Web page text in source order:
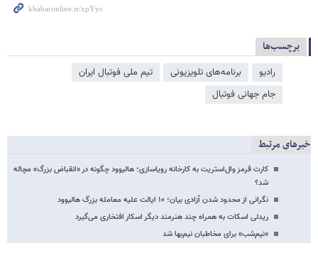
برچسب‌ها
رادیو برنامه‌های تلویزیونی
تیم ملی فوتبال ایران
جام جهانی فوتبال
خبرهای مرتبط
کارت قرمز وال‌استریت به کارخانه رویاسازی؛ هالیوود چگونه در «انقباض بزرگ» مچاله
شد؟
نگرانی از محدود شدن آزادی بیان؛ ۱۰ ایالت علیه معامله بزرگ هالیوود
ریدلی اسکات به همراه چند هنرمند دیگر اسکار افتخاری می‌گیرد
«نیم‌شب» برای مخاطبان نیم‌بها شد